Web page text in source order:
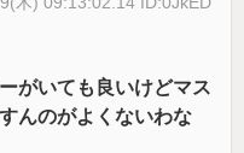
がいても良いけどマス
んのがよくないわな